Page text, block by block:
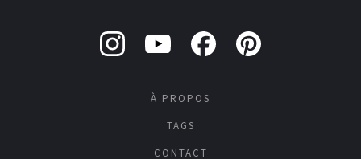
À PROPOS
TAGS
CONTACT